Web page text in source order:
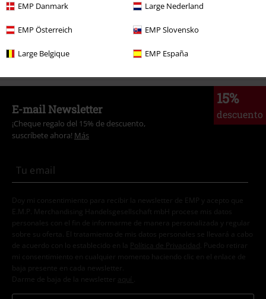
EMP Danmark Large Nederland
EMP Österreich EMP Slovensko
Large Belgique EMP España
Ropa & accesorios Camisetas
Películas & TV Disney Películas & TV Star Wars Ropa
& Tops
15%
descuento
E-mail Newsletter
¡Cheque regalo del 15% de descuento,
suscríbete ahora! Más
Doy mi consentimiento para recibir la newsletter de EMP y acepto que
E.M.P. Merchandising Handelsgesellschaft mbH procese mis datos
personales con el fin de informarme de manera personalizada y regular
sobre su oferta. El tratamiento de mis datos personales se llevará a cabo
de acuerdo con lo establecido en la
Política de Privacidad . Puedo retirar
mi consentimiento en cualquier momento haciendo clic en el enlace de
baja presente en cada newsletter.
Darme de baja de la newsletter
aquí